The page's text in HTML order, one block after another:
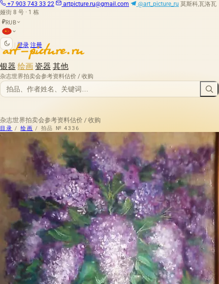
+7 903 743 33 22 artpicture.ru@gmail.com @art_picture_ru 莫斯科,瓦洛瓦
娅街 8 号 · 1 栋
₽RUB
登录 注册
银器 绘画 瓷器 其他
杂志世界拍卖会参考资料估价 / 收购
杂志世界拍卖会参考资料估价 / 收购
目录 / 绘画 / 拍品 № 4336